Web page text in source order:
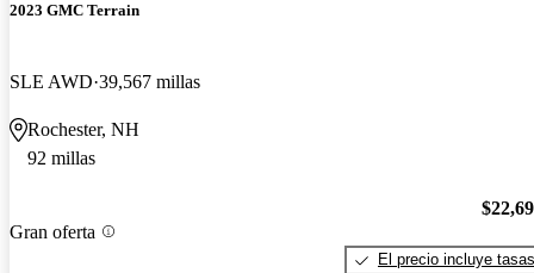
2023 GMC Terrain
SLE AWD 39,567 millas
Rochester, NH
92 millas
Gran oferta
El precio incluye tasas